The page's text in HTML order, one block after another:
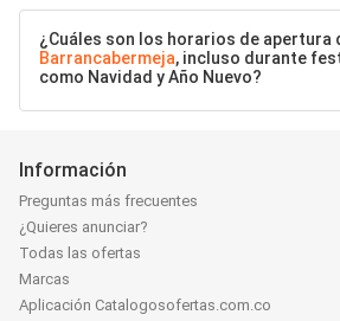
¿Cuáles son los horarios de apertura
Barrancabermeja, incluso durante
como Navidad y Año Nuevo?
Información
Preguntas más frecuentes
¿Quieres anunciar?
Todas las ofertas
Marcas
Aplicación Catalogosofertas.com.co